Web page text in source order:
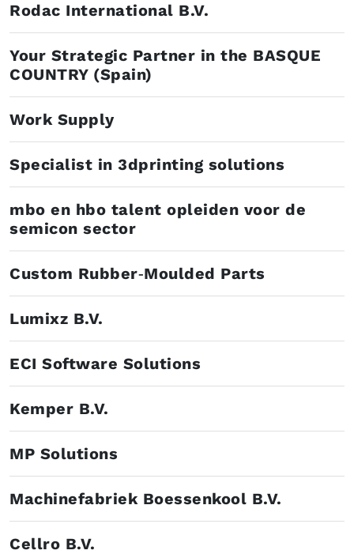
Rodac International B.V.
Your Strategic Partner in the BASQUE
COUNTRY (Spain)
Work Supply
Specialist in 3dprinting solutions
mbo en hbo talent opleiden voor de
semicon sector
Custom Rubber‑Moulded Parts
Lumixz B.V.
ECI Software Solutions
Kemper B.V.
MP Solutions
Machinefabriek Boessenkool B.V.
Cellro B.V.